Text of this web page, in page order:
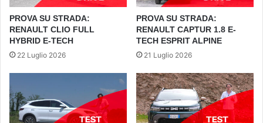
PROVA SU STRADA:
RENAULT CLIO FULL
HYBRID E-TECH
22 Luglio 2026
PROVA SU STRADA:
RENAULT CAPTUR 1.8 E-
TECH ESPRIT ALPINE
21 Luglio 2026